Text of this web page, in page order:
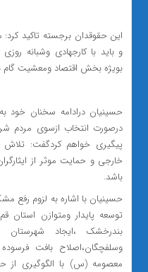
این حقوقدان برجسته تاکید
و باید با کارجهادی وشبانه
بویژه بخش اقتصاد ومعشیت گام
حسینیان درادامه سخنان
درصورت انتخاب ازسوی مردم
پیگیری خواهم کردگفت:
خارجی و حمایت موثر از
باشد.
حسینیان با اشاره به لزوم رفع
توسعه پایدار ومتوازن استان
بندرخشک ،ایجاد
وسلفچگان،اصلاح بافت
معصومه (س) با الگوگیری از